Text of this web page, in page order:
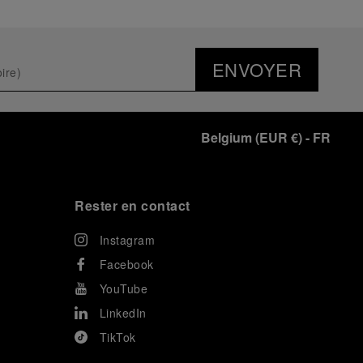
ENVOYER
Belgium (EUR €)- FR
Rester en contact
Instagram
Facebook
YouTube
LinkedIn
TikTok